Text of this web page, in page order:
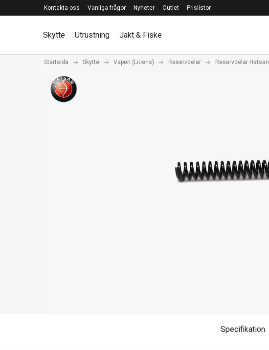
Kontakta oss Vanliga frågor Nyheter Outlet Prislistor
Skytte Utrustning Jakt & Fiske
Startsida Skytte Vapen (Licens) Reservdelar Reservdelar Hatsan
Specifikation